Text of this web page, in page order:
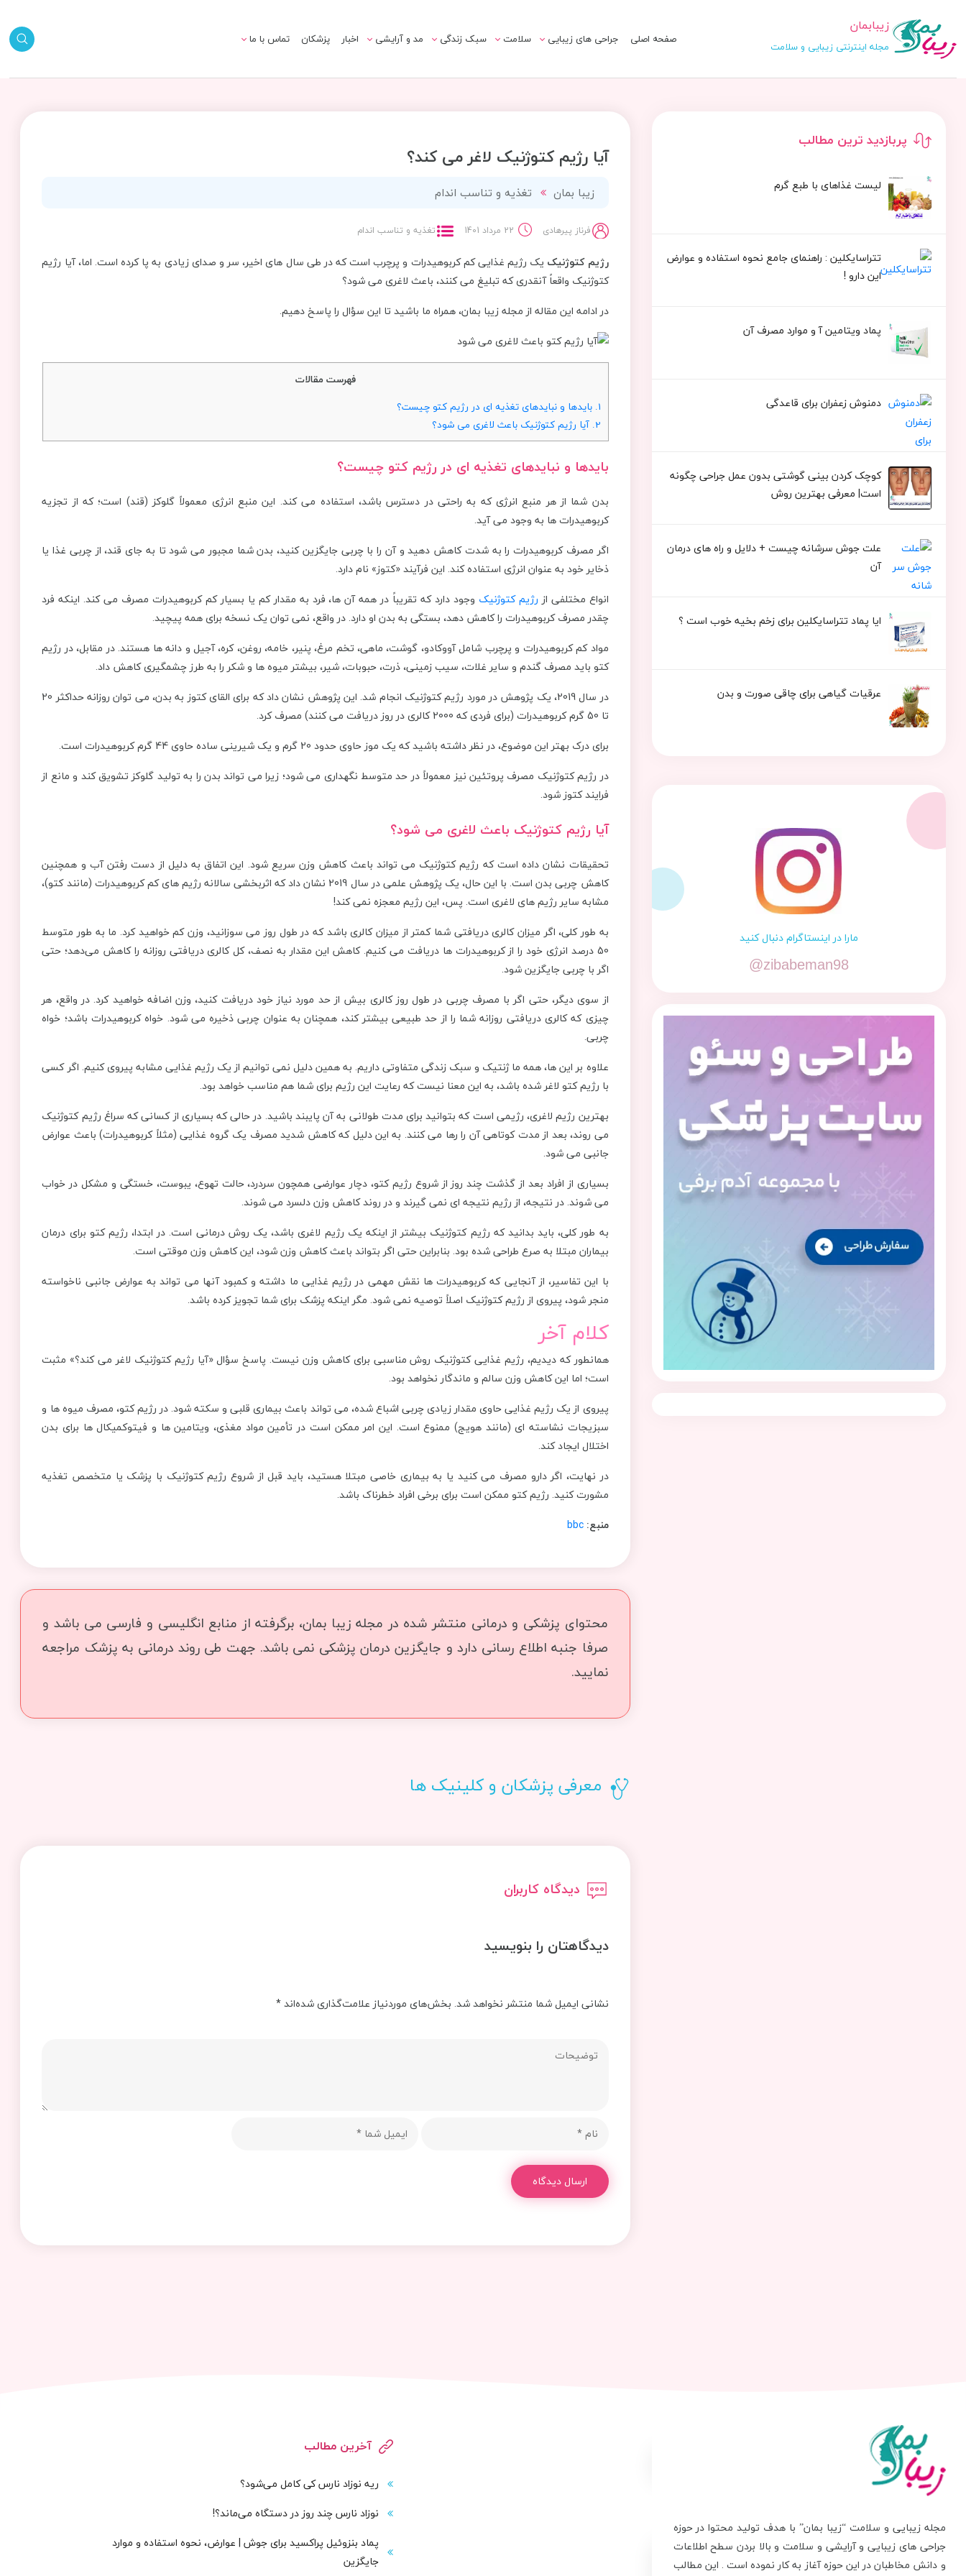
زیبابمان
مجله اینترنتی زیبایی و سلامت صفحه اصلی جراحی های زیبایی سلامت سبک زندگی مد و آرایشی اخبار پزشکان تماس با ما
پربازدید ترین مطالب
لیست غذاهای با طبع گرم
تتراسایکلین : راهنمای جامع نحوه استفاده و عوارض
این دارو !
پماد ویتامین آ و موارد مصرف آن
دمنوش زعفران برای قاعدگی
کوچک کردن بینی گوشتی بدون عمل جراحی چگونه
است| معرفی بهترین روش
علت جوش سرشانه چیست + دلایل و راه های درمان
آن
ایا پماد تتراسایکلین برای زخم بخیه خوب است ؟
عرقیات گیاهی برای چاقی صورت و بدن
مارا در اینستاگرام دنبال کنید
@zibabeman98
آیا رژیم کتوژنیک لاغر می کند؟
زیبا بمان تغذیه و تناسب اندام
فرناز پیرهادی 22 مرداد 1401 تغذیه و تناسب اندام
رژیم کتوژنیک یک رژیم غذایی کم کربوهیدرات و پرچرب است که در طی سال های اخیر، سر و صدای زیادی به پا کرده است. اما، آیا رژیم
کتوژنیک واقعاً آنقدری که تبلیغ می کنند، باعث لاغری می شود؟
در ادامه این مقاله از مجله زیبا بمان، همراه ما باشید تا این سؤال را پاسخ دهیم.
فهرست مقالات
1. بایدها و نبایدهای تغذیه ای در رژیم کتو چیست؟
2. آیا رژیم کتوژنیک باعث لاغری می شود؟
بایدها و نبایدهای تغذیه ای در رژیم کتو چیست؟
بدن شما از هر منبع انرژی که به راحتی در دسترس باشد، استفاده می کند. این منبع انرژی معمولاً گلوکز (قند) است؛ که از تجزیه
کربوهیدرات ها به وجود می آید.
اگر مصرف کربوهیدرات را به شدت کاهش دهید و آن را با چربی جایگزین کنید، بدن شما مجبور می شود تا به جای قند، از چربی غذا یا
ذخایر خود به عنوان انرژی استفاده کند. این فرآیند «کتوز» نام دارد.
انواع مختلفی از رژیم کتوژنیک وجود دارد که تقریباً در همه آن ها، فرد به مقدار کم یا بسیار کم کربوهیدرات مصرف می کند. اینکه فرد
چقدر مصرف کربوهیدرات را کاهش دهد، بستگی به بدن او دارد. در واقع، نمی توان یک نسخه برای همه پیچید.
مواد کم کربوهیدرات و پرچرب شامل آووکادو، گوشت، ماهی، تخم مرغ، پنیر، خامه، روغن، کره، آجیل و دانه ها هستند. در مقابل، در رژیم
کتو باید مصرف گندم و سایر غلات، سیب زمینی، ذرت، حبوبات، شیر، بیشتر میوه ها و شکر را به طرز چشمگیری کاهش داد.
در سال 2019، یک پژوهش در مورد رژیم کتوژنیک انجام شد. این پژوهش نشان داد که برای القای کتوز به بدن، می توان روزانه حداکثر 20
تا 50 گرم کربوهیدرات (برای فردی که 2000 کالری در روز دریافت می کنند) مصرف کرد.
برای درک بهتر این موضوع، در نظر داشته باشید که یک موز حاوی حدود 20 گرم و یک شیرینی ساده حاوی 44 گرم کربوهیدرات است.
در رژیم کتوژنیک مصرف پروتئین نیز معمولاً در حد متوسط ​​نگهداری می شود؛ زیرا می تواند بدن را به تولید گلوکز تشویق کند و مانع از
فرایند کتوز شود.
آیا رژیم کتوژنیک باعث لاغری می شود؟
تحقیقات نشان داده است که رژیم کتوژنیک می تواند باعث کاهش وزن سریع شود. این اتفاق به دلیل از دست رفتن آب و همچنین
کاهش چربی بدن است. با این حال، یک پژوهش علمی در سال 2019 نشان داد که اثربخشی سالانه رژیم های کم کربوهیدرات (مانند کتو)،
مشابه سایر رژیم های لاغری است. پس، این رژیم معجزه نمی کند!
به طور کلی، اگر میزان کالری دریافتی شما کمتر از میزان کالری باشد که در طول روز می سوزانید، وزن کم خواهید کرد. ما به طور متوسط​
50 درصد انرژی خود را از کربوهیدرات ها دریافت می کنیم. کاهش این مقدار به نصف، کل کالری دریافتی روزانه را کاهش می‌دهد؛ حتی
اگر با چربی جایگزین شود.
از سوی دیگر، حتی اگر با مصرف چربی در طول روز کالری بیش از حد مورد نیاز خود دریافت کنید، وزن اضافه خواهید کرد. در واقع، هر
چیزی که کالری دریافتی روزانه شما را از حد طبیعی بیشتر کند، همچنان به عنوان چربی ذخیره می شود. خواه کربوهیدرات باشد؛ خواه
چربی.
علاوه بر این ها، همه ما ژنتیک و سبک زندگی متفاوتی داریم. به همین دلیل نمی توانیم از یک رژیم غذایی مشابه پیروی کنیم. اگر کسی
با رژیم کتو لاغر شده باشد، به این معنا نیست که رعایت این رژیم برای شما هم مناسب خواهد بود.
بهترین رژیم لاغری، رژیمی است که بتوانید برای مدت طولانی به آن پایبند باشید. در حالی که بسیاری از کسانی که سراغ رژیم کتوژنیک
می روند، بعد از مدت کوتاهی آن را رها می کنند. به این دلیل که کاهش شدید مصرف یک گروه غذایی (مثلاً کربوهیدرات) باعث عوارض
جانبی می شود.
بسیاری از افراد بعد از گذشت چند روز از شروع رژیم کتو، دچار عوارضی همچون سردرد، حالت تهوع، یبوست، خستگی و مشکل در خواب
می شوند. در نتیجه، از رژیم نتیجه ای نمی گیرند و در روند کاهش وزن دلسرد می شوند.
به طور کلی، باید بدانید که رژیم کتوژنیک بیشتر از اینکه یک رژیم لاغری باشد، یک روش درمانی است. در ابتدا، رژیم کتو برای درمان
بیماران مبتلا به صرع طراحی شده بود. بنابراین حتی اگر بتواند باعث کاهش وزن شود، این کاهش وزن موقتی است.
با این تفاسیر، از آنجایی که کربوهیدرات ‌ها نقش مهمی در رژیم غذایی ما داشته و کمبود آنها می تواند به عوارض جانبی ناخواسته
منجر شود، پیروی از رژیم کتوژنیک اصلاً توصیه نمی شود. مگر اینکه پزشک برای شما تجویز کرده باشد.
کلام آخر
همانطور که دیدیم، رژیم غذایی کتوژنیک روش مناسبی برای کاهش وزن نیست. پاسخ سؤال «آیا رژیم کتوژنیک لاغر می کند؟» مثبت
است؛ اما این کاهش وزن سالم و ماندگار نخواهد بود.
پیروی از یک رژیم غذایی حاوی مقدار زیادی چربی اشباع شده، می تواند باعث بیماری قلبی و سکته شود. در رژیم کتو، مصرف میوه ها و
سبزیجات نشاسته ای (مانند هویج) ممنوع است. این امر ممکن است در تأمین مواد مغذی، ویتامین ‌ها و فیتوکمیکال ‌ها برای بدن
اختلال ایجاد کند.
در نهایت، اگر دارو مصرف می کنید یا به بیماری خاصی مبتلا هستید، باید قبل از شروع رژیم کتوژنیک با پزشک یا متخصص تغذیه
مشورت کنید. رژیم کتو ممکن است برای برخی افراد خطرناک باشد.
منبع: bbc
محتوای پزشکی و درمانی منتشر شده در مجله زیبا بمان، برگرفته از منابع انگلیسی و فارسی می باشد و
صرفا جنبه اطلاع رسانی دارد و جایگزین درمان پزشکی نمی باشد. جهت طی روند درمانی به پزشک مراجعه
نمایید.
معرفی پزشکان و کلینیک ها
دیدگاه کاربران
دیدگاهتان را بنویسید
نشانی ایمیل شما منتشر نخواهد شد. بخش‌های موردنیاز علامت‌گذاری شده‌اند*
ارسال دیدگاه
مجله زیبایی و سلامت “زیبا بمان” با هدف تولید محتوا در حوزه
جراحی های زیبایی و آرایشی و سلامت و بالا بردن سطح اطلاعات
و دانش مخاطبان در این حوزه آغاز به کار نموده است . این مطالب
آخرین مطالب
ریه نوزاد نارس کی کامل می‌شود؟
نوزاد نارس چند روز در دستگاه می‌ماند؟!
پماد بنزوئیل پراکسید برای جوش | عوارض، نحوه استفاده و موارد
جایگزین